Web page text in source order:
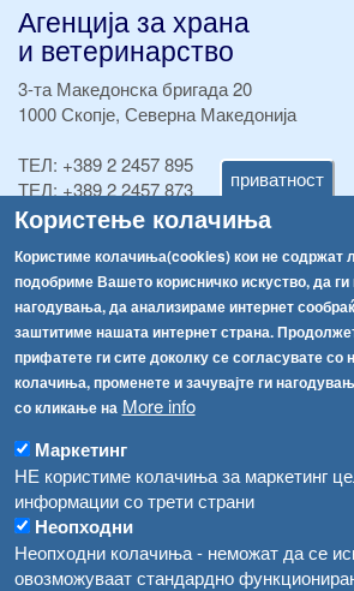
приватност
Користење колачиња
Користиме колачиња(cookies) кои не содржат
подобриме Вашето корисничко искуство, да
нагодувања, да анализираме интернет
заштитиме нашата интернет страна.
прифатете ги сите доколку се согласувате со
колачиња, променете и зачувајте ги
со кликање на More info
Маркетинг
НЕ користиме колачиња за маркетинг
информации со трети страни
Неопходни
Неопходни колачиња - неможат да се
овозможуваат стандардно
Агенција за храна
и ветеринарство
3-та Македонска бригада 20
1000 Скопје, Северна Македонија
ТЕЛ: +389 2 2457 895
ТЕЛ:+389 2 2457 873
Факс:+389 2 2457 893
Факс:
info@fva.gov.mk
[АХВ-претходна страна]
Соопштенија
Република Бугарија ги засили официјалните контроли при увоз на свежо овошје и зеленчук
Водата во Гостивар може да се користи како техничка, продолжува испораката на флаширана вода
Во Гостивар спроведени 70 вонредни контроли
Забраната за водата во Гостивар останува на сила, операторите да користат само технички безбедна вода
Навигација
Архива
Обрасци
Забрани